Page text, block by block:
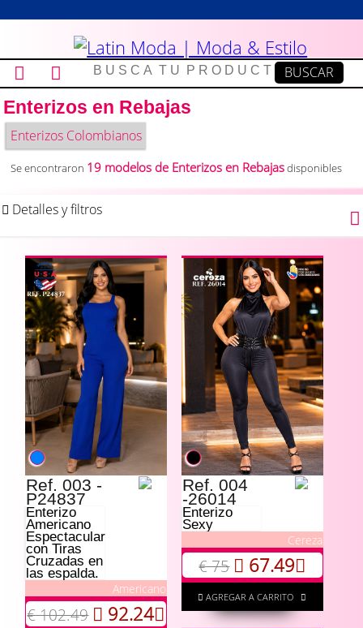
Enterizos en Rebajas
Enterizos Colombianos
Se encontraron 19 modelos de Enterizos en Rebajasdisponibles
Detalles y filtros
Ref. 003 -
P24837
Enterizo
Americano
Espectacular
con Tiras
Cruzadas en
las espalda.
Americano
€ 102.49 92.24
Ref. 004
-26014
Enterizo
Sexy
Cereza
€ 75 67.49
AGREGAR A CARRITO